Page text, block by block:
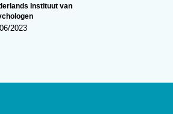
Instituut van
2023